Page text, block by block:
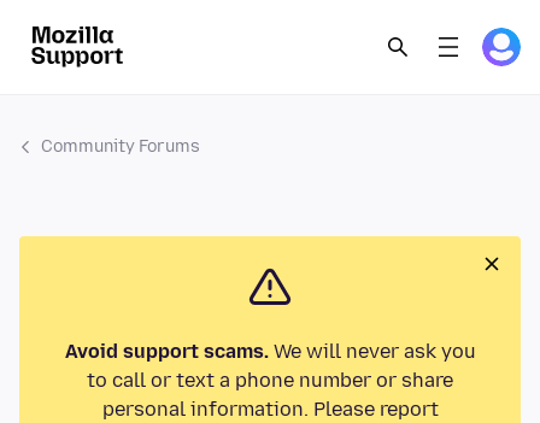
Community Forums
Avoid support scams.We will never ask you
to call or text a phone number or share
personal information. Please report